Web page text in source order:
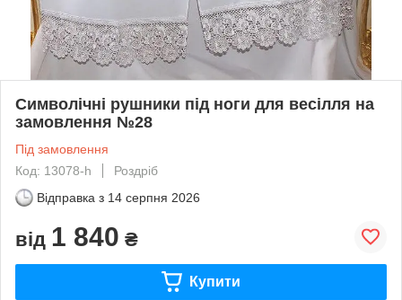
Символічні рушники під ноги для весілля на
замовлення №28
Під замовлення
Код: 13078-h
Роздріб
Відправка з 14 серпня 2026
від 1 840 ₴
Купити